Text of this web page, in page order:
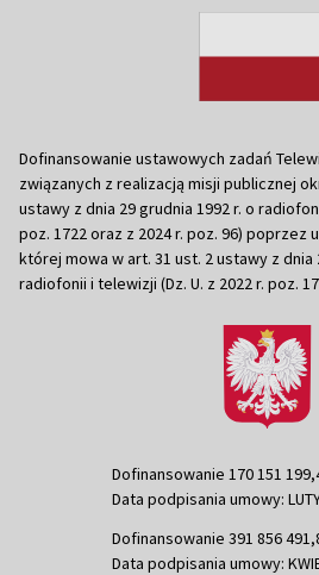
Dofinansowanie ustawowych zadań
związanych z realizacją misji publicznej
ustawy z dnia 29 grudnia 1992 r. o
poz. 1722 oraz z 2024 r. poz. 96)
której mowa w art. 31 ust. 2 ustawy z dnia
radiofonii i telewizji (Dz. U. z 2022 r. poz.
Dofinansowanie 170 151
Data podpisania umowy:
Dofinansowanie 391 856
Data podpisania umowy: